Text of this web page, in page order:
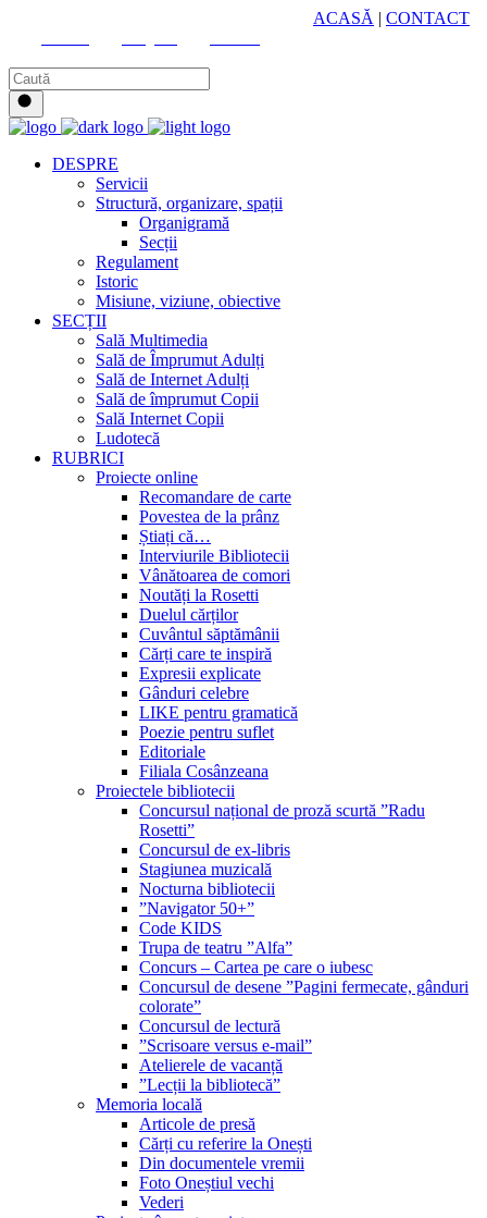
ACASĂ | CONTACT
DESPRE
Servicii
Structură, organizare, spații
Organigramă
Secții
Regulament
Istoric
Misiune, viziune, obiective
SECȚII
Sală Multimedia
Sală de Împrumut Adulți
Sală de Internet Adulți
Sală de împrumut Copii
Sală Internet Copii
Ludotecă
RUBRICI
Proiecte online
Recomandare de carte
Povestea de la prânz
Știați că…
Interviurile Bibliotecii
Vânătoarea de comori
Noutăți la Rosetti
Duelul cărților
Cuvântul săptămânii
Cărți care te inspiră
Expresii explicate
Gânduri celebre
LIKE pentru gramatică
Poezie pentru suflet
Editoriale
Filiala Cosânzeana
Proiectele bibliotecii
Concursul național de proză scurtă ”Radu
Rosetti”
Concursul de ex-libris
Stagiunea muzicală
Nocturna bibliotecii
”Navigator 50+”
Code KIDS
Trupa de teatru ”Alfa”
Concurs – Cartea pe care o iubesc
Concursul de desene ”Pagini fermecate, gânduri
colorate”
Concursul de lectură
”Scrisoare versus e-mail”
Atelierele de vacanță
”Lecții la bibliotecă”
Memoria locală
Articole de presă
Cărți cu referire la Onești
Din documentele vremii
Foto Oneștiul vechi
Vederi